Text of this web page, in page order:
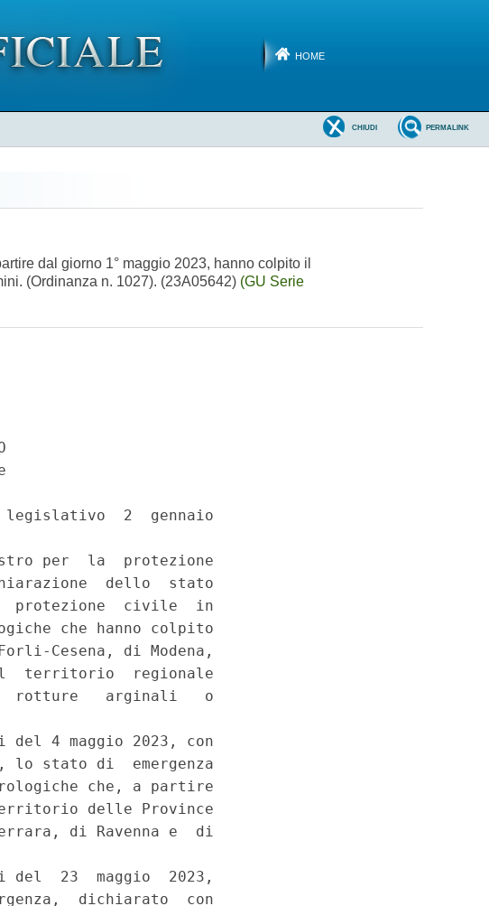
HOME
PERMALINK
CHIUDI
dal giorno 1° maggio 2023, hanno colpito il
(Ordinanza n. 1027). (23A05642) (GU Serie